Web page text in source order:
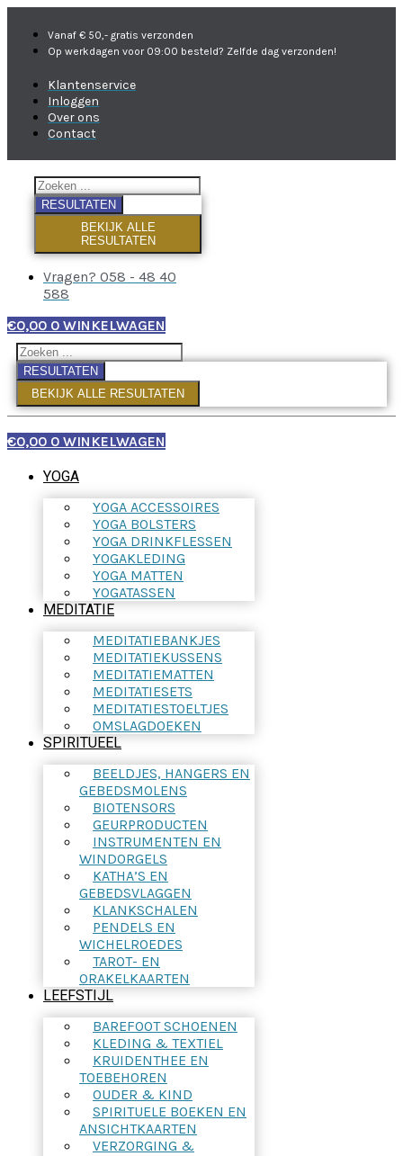
Vanaf € 50,- gratis verzonden
Op werkdagen voor 09:00 besteld? Zelfde dag verzonden!
Klantenservice
Inloggen
Over ons
Contact
RESULTATEN
BEKIJK ALLE
RESULTATEN
Vragen? 058 - 48 40
588
€0,00 0 WINKELWAGEN
RESULTATEN
BEKIJK ALLE RESULTATEN
€0,00 0 WINKELWAGEN
YOGA
YOGA ACCESSOIRES
YOGA BOLSTERS
YOGA DRINKFLESSEN
YOGAKLEDING
YOGA MATTEN
YOGATASSEN
MEDITATIE
MEDITATIEBANKJES
MEDITATIEKUSSENS
MEDITATIEMATTEN
MEDITATIESETS
MEDITATIESTOELTJES
OMSLAGDOEKEN
SPIRITUEEL
BEELDJES, HANGERS EN
GEBEDSMOLENS
BIOTENSORS
GEURPRODUCTEN
INSTRUMENTEN EN
WINDORGELS
KATHA’S EN
GEBEDSVLAGGEN
KLANKSCHALEN
PENDELS EN
WICHELROEDES
TAROT- EN
ORAKELKAARTEN
LEEFSTIJL
BAREFOOT SCHOENEN
KLEDING & TEXTIEL
KRUIDENTHEE EN
TOEBEHOREN
OUDER & KIND
SPIRITUELE BOEKEN EN
ANSICHTKAARTEN
VERZORGING &